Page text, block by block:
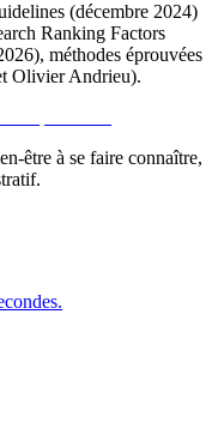
(décembre 2024)
Ranking Factors
méthodes éprouvées
Olivier Andrieu).
être à se faire connaître,